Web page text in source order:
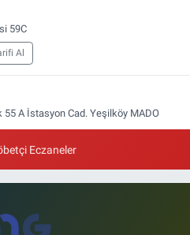
59C
Al
A İstasyon Cad. Yeşilköy MADO
Al
Remzi Kazancıgil Caddesi Ataköy
Çarşısı
Eczaneler